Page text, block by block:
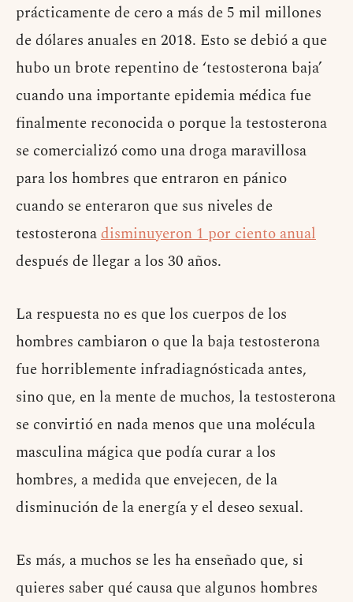
prácticamente de cero a más de 5 mil millones
de dólares anuales en 2018. Esto se debió a que
hubo un brote repentino de ‘testosterona baja’
cuando una importante epidemia médica fue
finalmente reconocida o porque la testosterona
se comercializó como una droga maravillosa
para los hombres que entraron en pánico
cuando se enteraron que sus niveles de
testosteronadisminuyeron 1 por ciento anual
después de llegar a los 30 años.
La respuesta no es que los cuerpos de los
hombres cambiaron o que la baja testosterona
fue horriblemente infradiagnósticada antes,
sino que, en la mente de muchos, la testosterona
se convirtió en nada menos que una molécula
masculina mágica que podía curar a los
hombres, a medida que envejecen, de la
disminución de la energía y el deseo sexual.
Es más, a muchos se les ha enseñado que, si
quieres saber qué causa que algunos hombres